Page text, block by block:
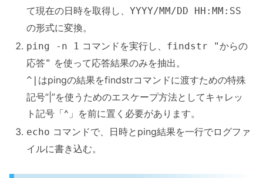
て現在の日時を取得し、YYYY/MM/DD HH:MM:SS
の形式に変換。
ping -n 1 コマンドを実行し、 findstr "からの
応答" を使って応答結果のみを抽出。
^| はpingの結果をfindstrコマンドに渡すための特殊
記号”|”を使うためのエスケープ方法としてキャレッ
ト記号「^」を前に置く必要があります。
echo コマンドで、日時とping結果を一行でログファ
イルに書き込む。